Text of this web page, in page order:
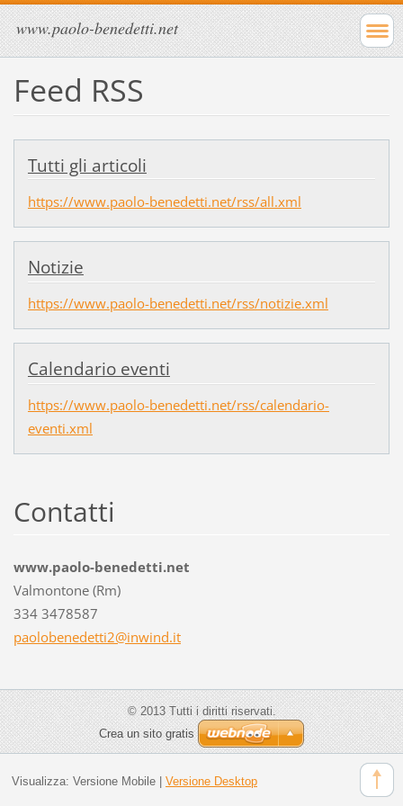
www.paolo-benedetti.net
Feed RSS
Tutti gli articoli
https://www.paolo-benedetti.net/rss/all.xml
Notizie
https://www.paolo-benedetti.net/rss/notizie.xml
Calendario eventi
https://www.paolo-benedetti.net/rss/calendario-
eventi.xml
Contatti
www.paolo-benedetti.net
Valmontone (Rm)
334 3478587
paolobenedetti2@inwind.it
© 2013 Tutti i diritti riservati.
Crea un sito gratis
Visualizza: Versione Mobile| Versione Desktop